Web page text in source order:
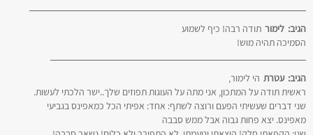
לימור הגיב:
תודה רבה! כיף לשמוע
הסמיכה תהיה מוש!
עטרת הגיב:
הי לימור,
ראשית תודה על המתכון, אני מתה על העוגות תפוזים שלך..ישר הלכתי לעשות.
שני דברים שעשיתי הפעם ורוצה לשתף: אחד: אפיתי הכל כמאפינס בגביעי
מאפינס. יצא פחות גבוה אבל ממש סבבה